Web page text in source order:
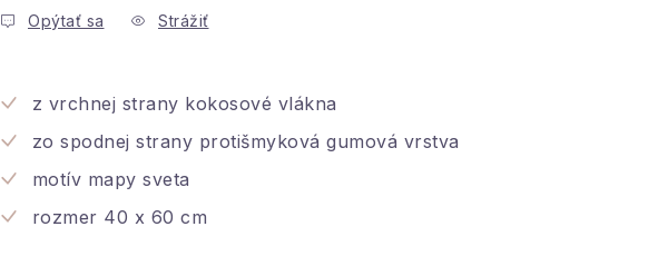
Opýtať sa Strážiť
z vrchnej strany kokosové vlákna
zo spodnej strany protišmyková gumová vrstva
motív mapy sveta
rozmer 40 x 60 cm